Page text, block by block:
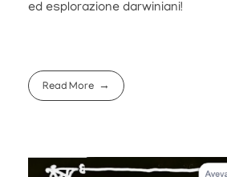
ed esplorazione darwiniani!
Read More